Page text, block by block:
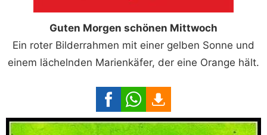
Guten Morgen schönen Mittwoch
Ein roter Bilderrahmen mit einer gelben Sonne und
einem lächelnden Marienkäfer, der eine Orange hält.